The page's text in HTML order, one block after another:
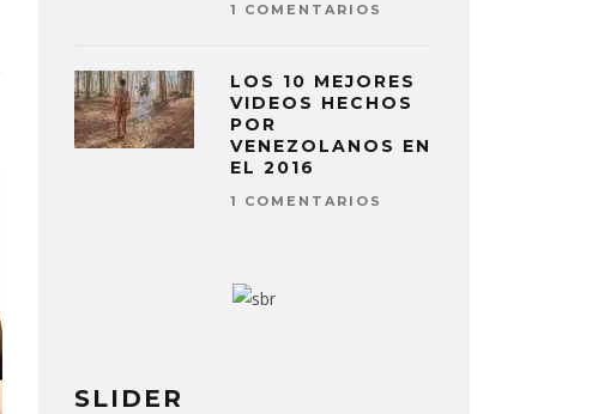
1 COMENTARIOS
LOS 10 MEJORES
VIDEOS HECHOS
POR
VENEZOLANOS EN
EL 2016
1 COMENTARIOS
SLIDER